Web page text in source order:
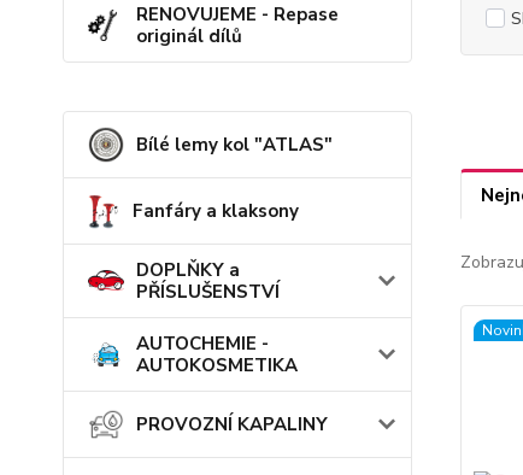
RENOVUJEME - Repase
originál dílů
Bílé lemy kol "ATLAS"
Fanfáry a klaksony
DOPLŇKY a
PŘÍSLUŠENSTVÍ
AUTOCHEMIE -
AUTOKOSMETIKA
PROVOZNÍ KAPALINY